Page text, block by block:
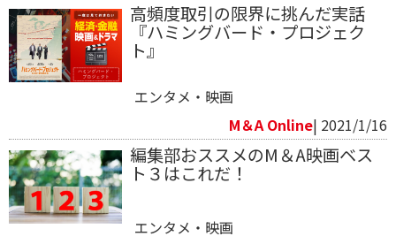
高頻度取引の限界に挑んだ実話
『ハミングバード・プロジェク
ト』
エンタメ・映画
M＆A Online| 2021/1/16
編集部おススメのM＆A映画ベス
ト３はこれだ！
エンタメ・映画